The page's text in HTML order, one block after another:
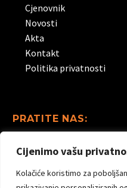
Cijenimo vašu
Kolačiće koristimo za
Cjenovnik
Novosti
Akta
Kontakt
Politika privatnosti
PRATITE NAS:
Linkedin
Youtube